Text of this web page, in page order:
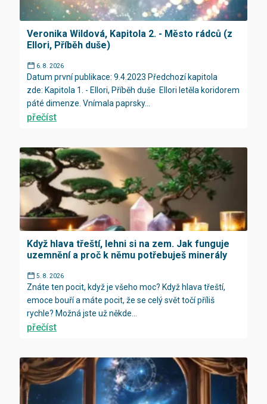
Veronika Wildová, Kapitola 2. - Město rádců (z
Ellori, Příběh duše)
6. 8. 2026
Datum první publikace: 9.4.2023 Předchozí kapitola
zde: Kapitola 1. - Ellori, Příběh duše Ellori letěla koridorem
páté dimenze. Vnímala paprsky...
přečíst
Když hlava třeští, lehni si na zem. Jak funguje
uzemnění a proč k němu potřebuješ minerály
5. 8. 2026
Znáte ten pocit, když je všeho moc? Když hlava třeští,
emoce bouří a máte pocit, že se celý svět točí příliš
rychle? Možná jste už někde...
přečíst